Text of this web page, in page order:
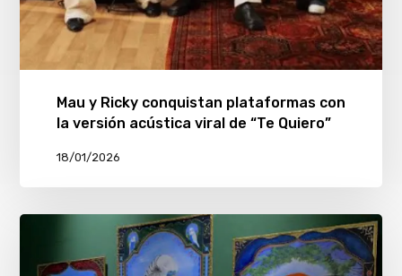
Mau y Ricky conquistan plataformas con
la versión acústica viral de “Te Quiero”
18/01/2026